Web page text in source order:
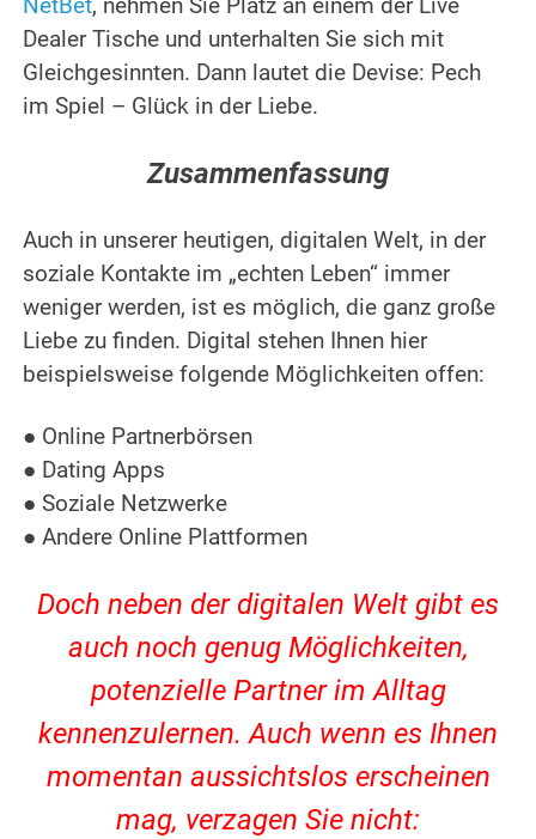
NetBet, nehmen Sie Platz an einem der Live
Dealer Tische und unterhalten Sie sich mit
Gleichgesinnten. Dann lautet die Devise: Pech
im Spiel – Glück in der Liebe.
Zusammenfassung
Auch in unserer heutigen, digitalen Welt, in der
soziale Kontakte im „echten Leben“ immer
weniger werden, ist es möglich, die ganz große
Liebe zu finden. Digital stehen Ihnen hier
beispielsweise folgende Möglichkeiten offen:
● Online Partnerbörsen
● Dating Apps
● Soziale Netzwerke
● Andere Online Plattformen
Doch neben der digitalen Welt gibt es
auch noch genug Möglichkeiten,
potenzielle Partner im Alltag
kennenzulernen. Auch wenn es Ihnen
momentan aussichtslos erscheinen
mag, verzagen Sie nicht: